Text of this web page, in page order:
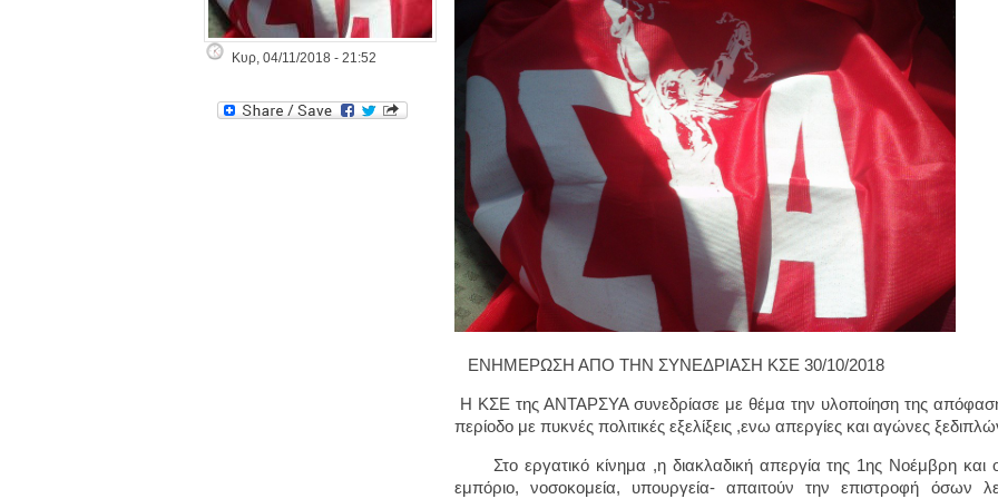
Κυρ, 04/11/2018 - 21:52
ΕΝΗΜΕΡΩΣΗ ΑΠΟ ΤΗΝ ΣΥΝΕΔΡΙΑΣΗ ΚΣΕ 30/10/2018
Η ΚΣΕ της ΑΝΤΑΡΣΥΑ συνεδρίασε με θέμα την υλοποίηση της
περίοδο με πυκνές πολιτικές εξελίξεις ,ενω απεργίες και αγώνες
Στο εργατικό κίνημα ,η διακλαδική απεργία της 1ης Νοέμβρη και
εμπόριο, νοσοκομεία, υπουργεία- απαιτούν την επιστροφή όσων